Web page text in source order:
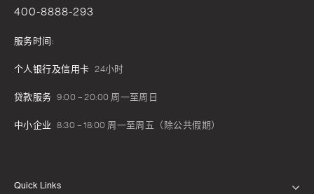
400-8888-293
服务时间:
个人银行及信用卡 24小时
贷款服务 9:00 – 20:00 周一至周日
中小企业 8:30 – 18:00 周一至周五（除公共假期）
Quick Links